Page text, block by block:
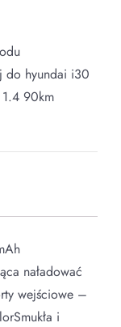
do hyundai i30
90km
naładować
wejściowe –
i